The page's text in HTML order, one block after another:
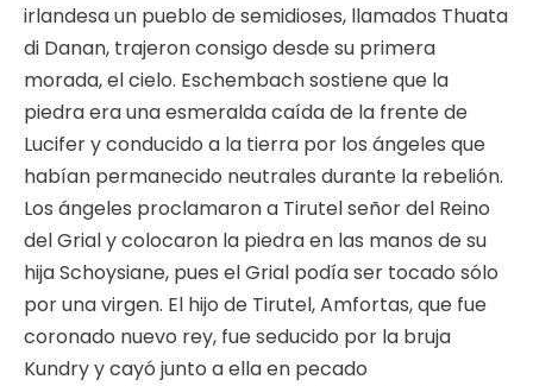
irlandesa un pueblo de semidioses, llamados Thuata
di Danan, trajeron consigo desde su primera
morada, el cielo. Eschembach sostiene que la
piedra era una esmeralda caída de la frente de
Lucifer y conducido a la tierra por los ángeles que
habían permanecido neutrales durante la rebelión.
Los ángeles proclamaron a Tirutel señor del Reino
del Grial y colocaron la piedra en las manos de su
hija Schoysiane, pues el Grial podía ser tocado sólo
por una virgen. El hijo de Tirutel, Amfortas, que fue
coronado nuevo rey, fue seducido por la bruja
Kundry y cayó junto a ella en pecado